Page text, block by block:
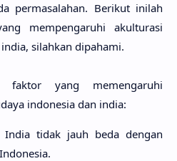
permasalahan. Berikut inilah
mempengaruhi akulturasi
silahkan dipahami.
faktor yang memengaruhi
indonesia dan india:
tidak jauh beda dengan